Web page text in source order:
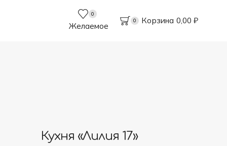
0
Желаемое
0 Корзина 0,00 ₽
Кухня «Лилия 17»